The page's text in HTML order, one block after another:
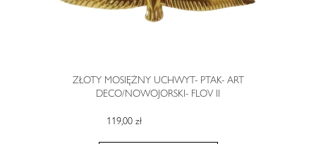
ZŁOTY MOSIĘŻNY UCHWYT- PTAK- ART
DECO/NOWOJORSKI- FLOV II
119,00 zł